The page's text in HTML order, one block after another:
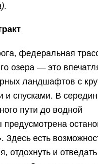
федеральная
озера — это
ландшафтов с
и спусками. В
пути до водной
Здесь есть
отдохнуть и отведать